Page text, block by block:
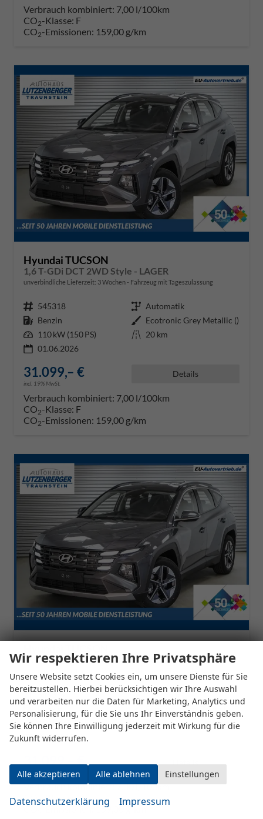
Verbrauch kombiniert: 7,00 l/100km
CO2-Klasse: F
CO2-Emissionen: 159,00 g/km
Hyundai TUCSON
1,6 T-GDi DCT 2WD Style - LAGER
unverbindliche Lieferzeit: 3 Wochen Fahrzeug mit Tageszulassung
Fahrzeugnr. 545318 Getriebe Automatik
Kraftstoff Benzin Außenfarbe Ecotronic Grey Metallic ()
Leistung 110 kW (150 PS) Kilometerstand 20 km
01.06.2026
31.099,– €
incl. 19% MwSt.
Details
Verbrauch kombiniert: 7,00 l/100km
CO2-Klasse: F
CO2-Emissionen: 159,00 g/km
1,6 T-GDi DCT 2WD Style - LAGER
Fahrzeugnr. 545319 Getriebe Automatik
Benzin Außenfarbe
Ecotronic Grey Metallic ()
Leistung 110 kW (150 PS) Kilometerstand 20 km
01.06.2026
31.099,– €
incl. 19% MwSt.
Details
Verbrauch kombiniert:7,00 l/100km
CO2-Klasse:F
CO -Emissionen:159,00 g/km
Wir respektieren Ihre Privatsphäre
Unsere Website setzt Cookies ein, um unsere Dienste für Sie
bereitzustellen. Hierbei berücksichtigen wir Ihre Auswahl
und verarbeiten nur die Daten für Marketing, Analytics und
Personalisierung, für die Sie uns Ihr Einverständnis geben.
Sie können Ihre Einwilligung jederzeit mit Wirkung für die
Zukunft widerrufen.
Alle akzeptieren Alle ablehnen Einstellungen
Datenschutzerklärung Impressum